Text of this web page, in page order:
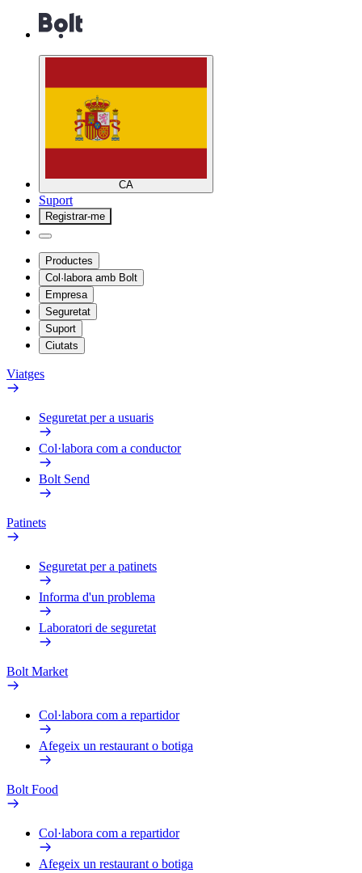
CA
Suport
Registrar-me
Productes
Col·labora amb Bolt
Empresa
Seguretat
Suport
Ciutats
Viatges
Seguretat per a usuaris
Col·labora com a conductor
Bolt Send
Patinets
Seguretat per a patinets
Informa d'un problema
Laboratori de seguretat
Bolt Market
Col·labora com a repartidor
Afegeix un restaurant o botiga
Bolt Food
Col·labora com a repartidor
Afegeix un restaurant o botiga